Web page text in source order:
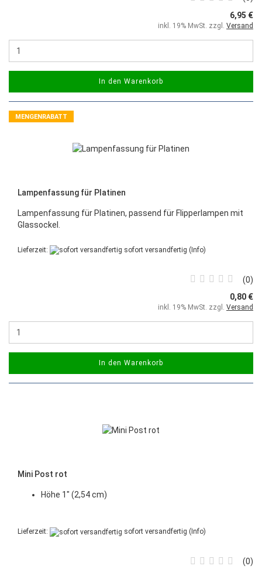
6,95 €
inkl. 19% MwSt. zzgl. Versand
In den Warenkorb
MENGENRABATT
Lampenfassung für Platinen
Lampenfassung für Platinen, passend für Flipperlampen mit
Glassockel.
Lieferzeit: sofort versandfertig (Info)
0
0,80 €
inkl. 19% MwSt. zzgl. Versand
In den Warenkorb
Mini Post rot
Höhe 1" (2,54 cm)
Lieferzeit: sofort versandfertig (Info)
0